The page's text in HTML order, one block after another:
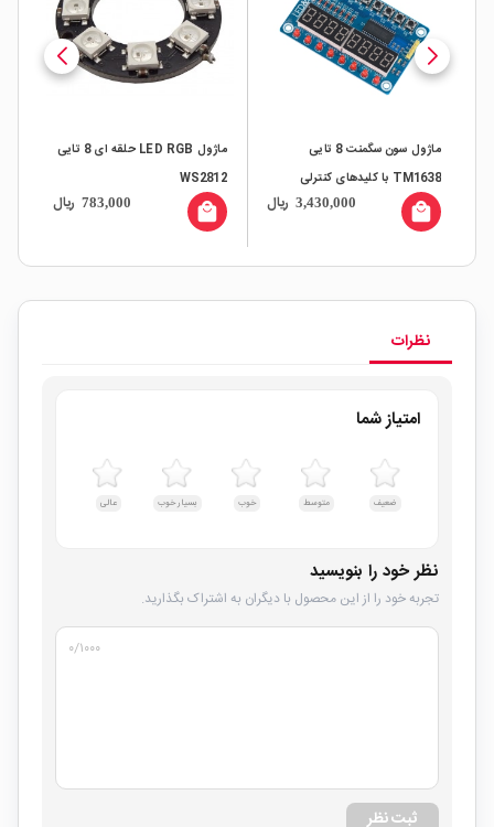
ماژول سون سگمنت 8 تایی
TM1638 با کلیدهای کنترلی
3,430,000 ریال local_mall
ماژول LED RGB حلقه ای 8 تایی
WS2812
783,000 ریال local_mall
نظرات
امتیاز شما
ضعیف متوسط خوب بسیار خوب عالی
نظر خود را بنویسید
تجربه خود را از این محصول با دیگران به اشتراک بگذارید.
۰/۱۰۰۰
ثبت نظر